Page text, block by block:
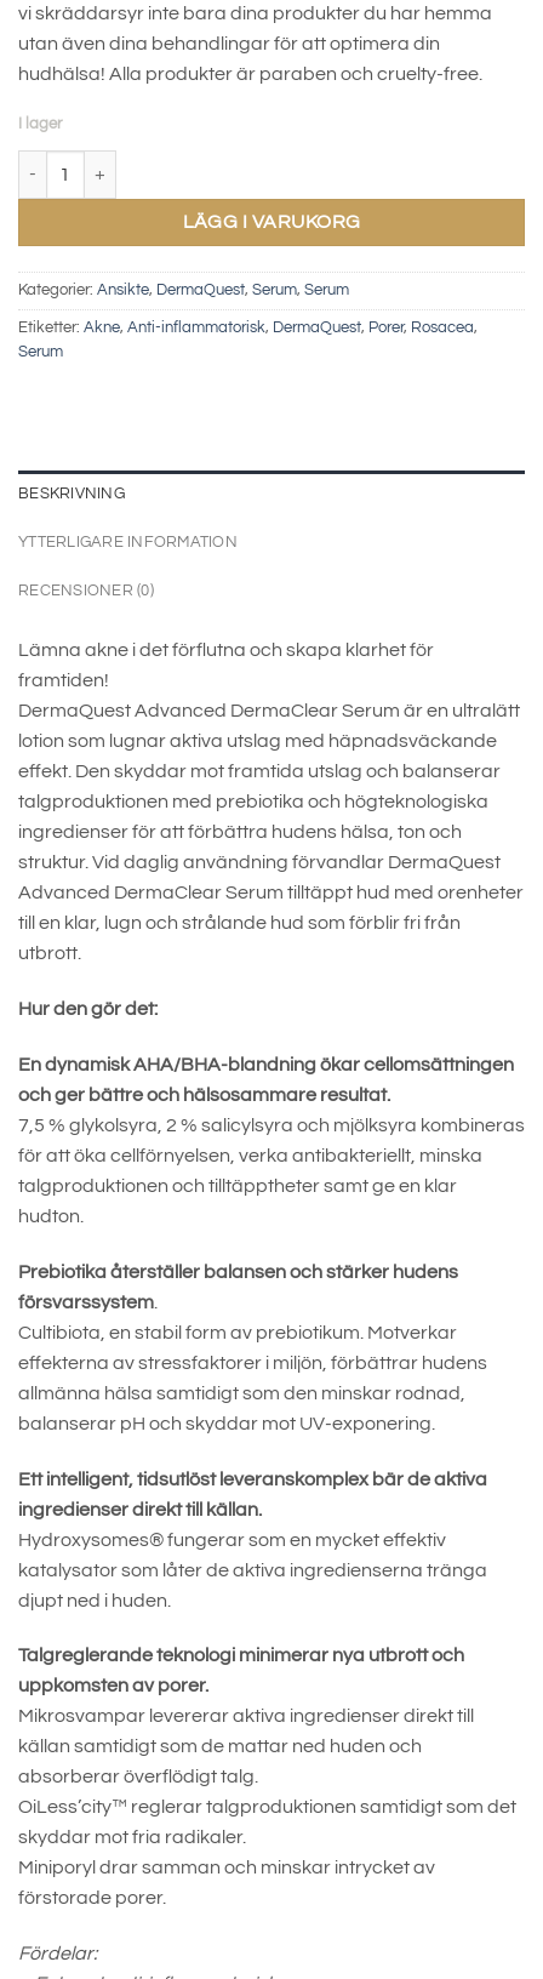
vi skräddarsyr inte bara dina produkter du har hemma
utan även dina behandlingar för att optimera din
hudhälsa! Alla produkter är paraben och cruelty-free.
I lager
LÄGG I VARUKORG
Kategorier: Ansikte, DermaQuest, Serum, Serum
Etiketter: Akne, Anti-inflammatorisk, DermaQuest, Porer, Rosacea,
Serum
BESKRIVNING
YTTERLIGARE INFORMATION
RECENSIONER (0)
Lämna akne i det förflutna och skapa klarhet för
framtiden!
DermaQuest Advanced DermaClear Serum är en ultralätt
lotion som lugnar aktiva utslag med häpnadsväckande
effekt. Den skyddar mot framtida utslag och balanserar
talgproduktionen med prebiotika och högteknologiska
ingredienser för att förbättra hudens hälsa, ton och
struktur. Vid daglig användning förvandlar DermaQuest
Advanced DermaClear Serum tilltäppt hud med orenheter
till en klar, lugn och strålande hud som förblir fri från
utbrott.
Hur den gör det:
En dynamisk AHA/BHA-blandning ökar cellomsättningen
och ger bättre och hälsosammare resultat.
7,5 % glykolsyra, 2 % salicylsyra och mjölksyra kombineras
för att öka cellförnyelsen, verka antibakteriellt, minska
talgproduktionen och tilltäpptheter samt ge en klar
hudton.
Prebiotika återställer balansen och stärker hudens
försvarssystem
Cultibiota, en stabil form av prebiotikum. Motverkar
effekterna av stressfaktorer i miljön, förbättrar hudens
allmänna hälsa samtidigt som den minskar rodnad,
balanserar pH och skyddar mot UV-exponering.
Ett intelligent, tidsutlöst leveranskomplex bär de aktiva
ingredienser direkt till källan.
Hydroxysomes® fungerar som en mycket effektiv
katalysator som låter de aktiva ingredienserna tränga
djupt ned i huden.
Talgreglerande teknologi minimerar nya utbrott och
uppkomsten av porer.
Mikrosvampar levererar aktiva ingredienser direkt till
källan samtidigt som de mattar ned huden och
absorberar överflödigt talg.
OiLess’city™ reglerar talgproduktionen samtidigt som det
skyddar mot fria radikaler.
Miniporyl drar samman och minskar intrycket av
förstorade porer.
Fördelar: